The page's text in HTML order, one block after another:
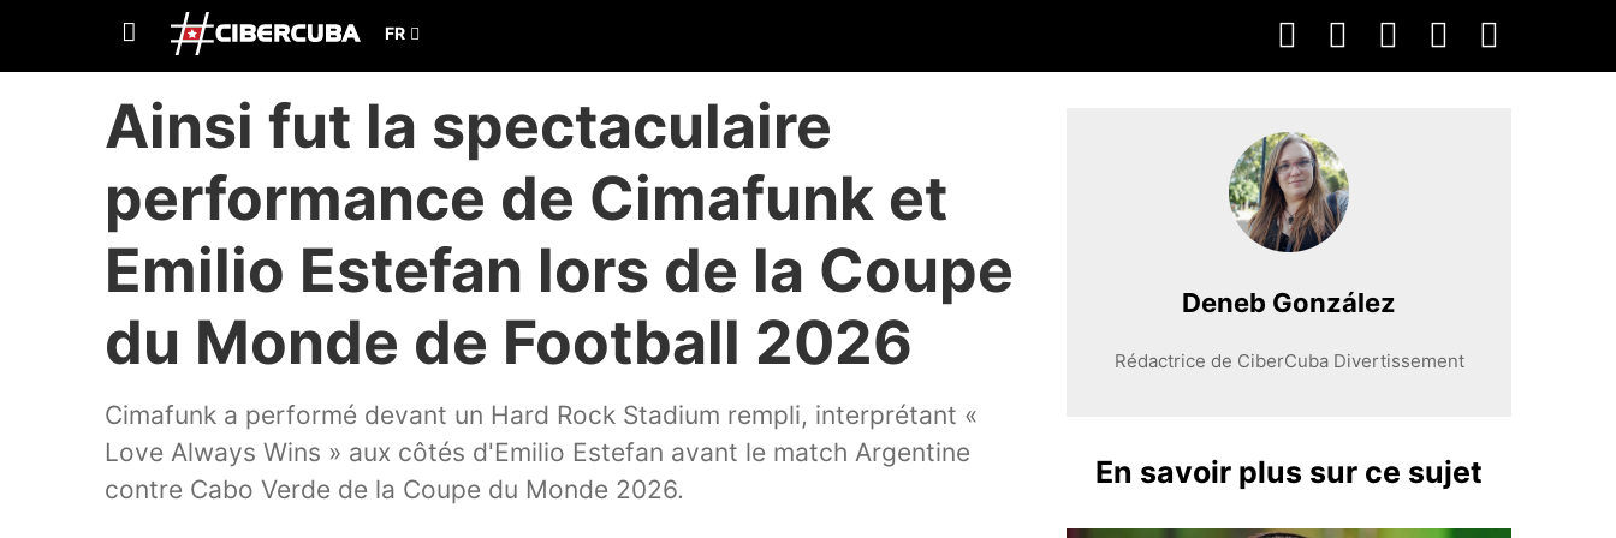
Ainsi fut la spectaculaire
performance de Cimafunk et
Emilio Estefan lors de la Coupe
du Monde de Football 2026
Cimafunk a performé devant un Hard Rock Stadium rempli, interprétant «
Love Always Wins » aux côtés d'Emilio Estefan avant le match Argentine
contre Cabo Verde de la Coupe du Monde 2026.
Deneb González
Rédactrice de CiberCuba Divertissement
En savoir plus sur ce sujet